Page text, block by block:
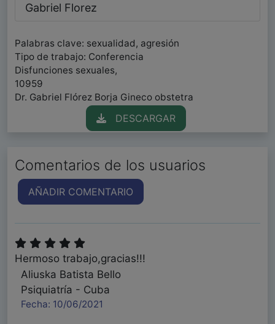
Gabriel Florez
Palabras clave: sexualidad, agresión
Tipo de trabajo: Conferencia
Disfunciones sexuales,
10959
Dr. Gabriel Flórez Borja Gineco obstetra
DESCARGAR
Comentarios de los usuarios
AÑADIR COMENTARIO
Hermoso trabajo,gracias!!!
Aliuska Batista Bello
Psiquiatría - Cuba
Fecha: 10/06/2021